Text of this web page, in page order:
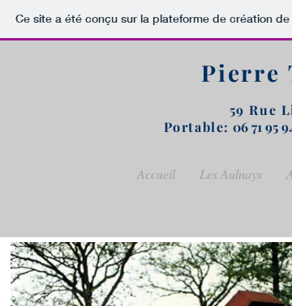
Ce site a été conçu sur la plateforme de création
Pierre
59 Rue
Portable: 06 71 95
Accueil Les Aulnays